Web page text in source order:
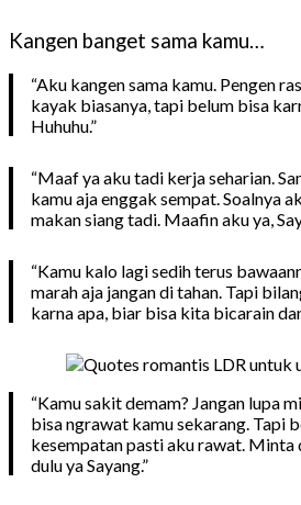
Kangen banget sama kamu…
“Aku kangen sama kamu. Pengen
kayak biasanya, tapi belum bisa
Huhuhu.”
“Maaf ya aku tadi kerja seharian.
kamu aja enggak sempat. Soalnya
makan siang tadi. Maafin aku ya,
“Kamu kalo lagi sedih terus
marah aja jangan di tahan. Tapi
karna apa, biar bisa kita bicarain
“Kamu sakit demam? Jangan lupa
bisa ngrawat kamu sekarang. Tapi
kesempatan pasti aku rawat. Minta
dulu ya Sayang.”